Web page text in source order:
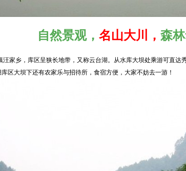
自然景观， 名山大川， 森林
乡，库区呈狭长地带，又称云台湖。从水库大坝处乘游可直达
区大坝下还有农家乐与招待所，食宿方便，大家不妨去一游！